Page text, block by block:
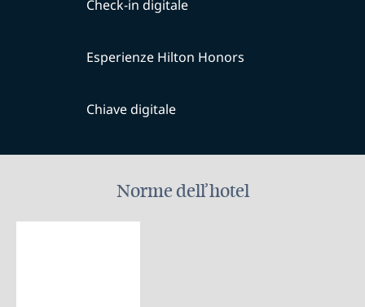
Check-in digitale
Esperienze Hilton Honors
Chiave digitale
Norme dell’hotel